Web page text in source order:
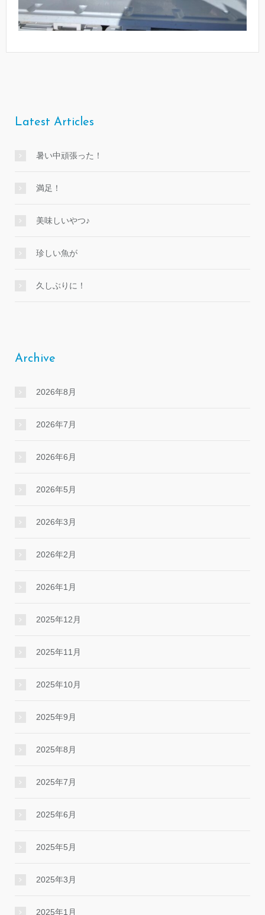
Latest Articles
暑い中頑張った！
満足！
美味しいやつ♪
珍しい魚が
久しぶりに！
Archive
2026年8月
2026年7月
2026年6月
2026年5月
2026年3月
2026年2月
2026年1月
2025年12月
2025年11月
2025年10月
2025年9月
2025年8月
2025年7月
2025年6月
2025年5月
2025年3月
2025年1月